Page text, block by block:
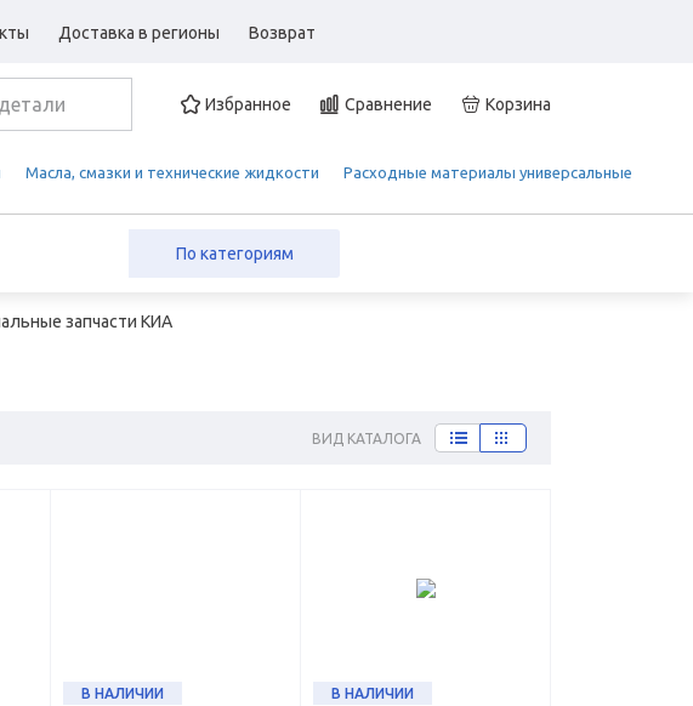
Доставка в регионы Возврат
Избранное Сравнение Корзина
Масла, смазки и технические жидкости Расходные материалы универсальные
По категориям
запчасти КИА
ВИД КАТАЛОГА
В НАЛИЧИИ В НАЛИЧИИ